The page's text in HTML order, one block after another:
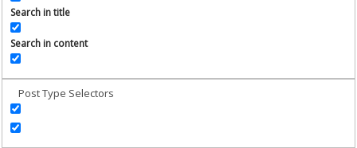
Search in title
Search in content
Post Type Selectors